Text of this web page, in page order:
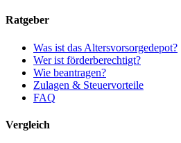
Ratgeber
Was ist das Altersvorsorgedepot?
Wer ist förderberechtigt?
Wie beantragen?
Zulagen & Steuervorteile
FAQ
Vergleich